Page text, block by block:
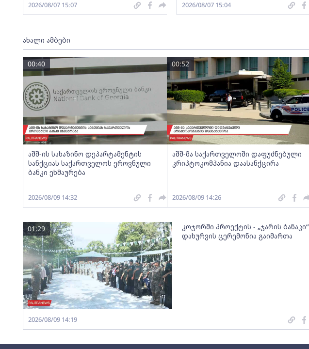
2026/08/07 15:07 2026/08/07 15:04
ახალი ამბები
აშშ-ის სახაზინო დეპარტამენტის
სანქციას საქართველოს ეროვნული
ბანკი ეხმაურება
00:40
2026/08/09 14:32
აშშ-მა საქართველოში დაფუძნებული
კრიპტოკომპანია დაასანქცირა
00:52
2026/08/09 14:26
კოჯორში პროექტის - „ჯარის ბანაკი“
დახურვის ცერემონია გაიმართა
01:29
2026/08/09 14:19